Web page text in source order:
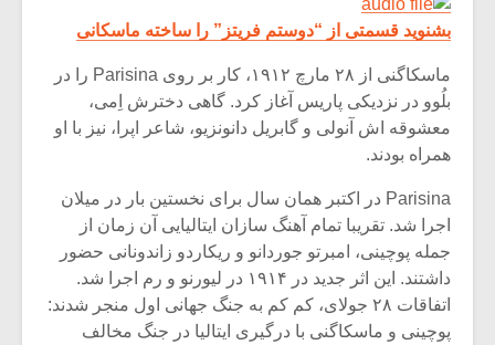
بشنوید قسمتی از “دوستم فریتز” را ساخته ماسکانی
ماسکاگنی از ۲۸ مارچ ۱۹۱۲، کار بر روی Parisina را در
بلُوو در نزدیکی پاریس آغاز کرد. گاهی دخترش اِمی،
معشوقه اش آنولی و گابریل دانونزیو، شاعر اپرا، نیز با او
همراه بودند.
Parisina در اکتبر همان سال برای نخستین بار در میلان
اجرا شد. تقریبا تمام آهنگ سازان ایتالیایی آن زمان از
جمله پوچینی، امبرتو جوردانو و ریکاردو زاندونانی حضور
داشتند. این اثر جدید در ۱۹۱۴ در لیورنو و رم اجرا شد.
اتفاقات ۲۸ جولای، کم کم به جنگ جهانی اول منجر شدند:
پوچینی و ماسکاگنی با درگیری ایتالیا در جنگ مخالف